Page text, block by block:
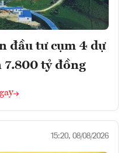
đầu tư cụm 4 dự
7.800 tỷ đồng
15:20, 08/08/2026